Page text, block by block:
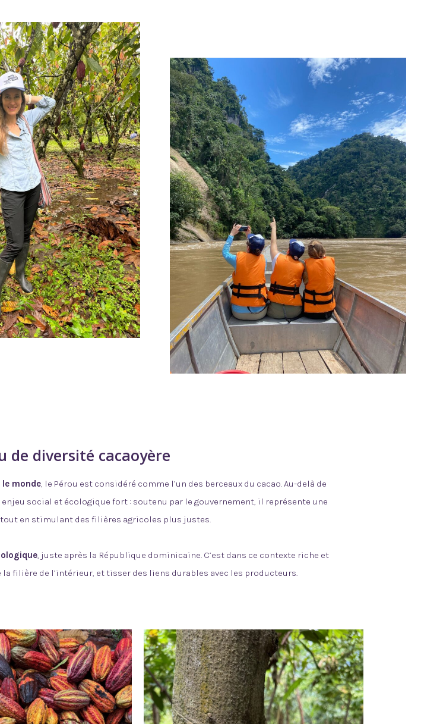
de diversité cacaoyère
le monde, le Pérou est considéré comme l’un des berceaux du cacao. Au-delà de
social et écologique fort : soutenu par le gouvernement, il représente une
tout en stimulant des filières agricoles plus justes.
, juste après la République dominicaine. C’est dans ce contexte riche et
filière de l’intérieur, et tisser des liens durables avec les producteurs.